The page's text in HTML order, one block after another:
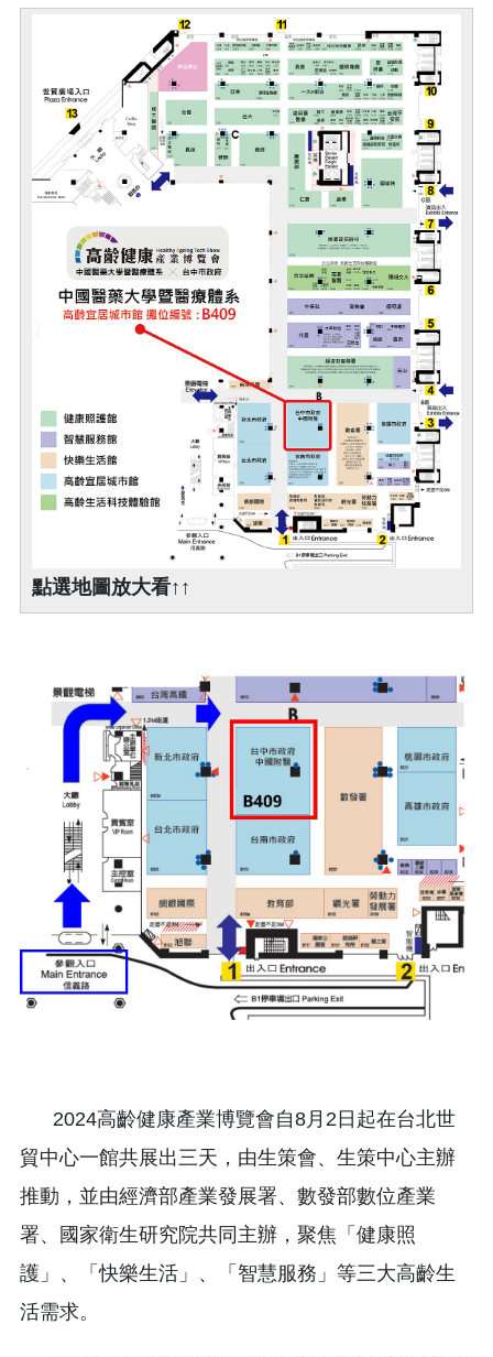
點選地圖放大看↑↑
2024高齡健康產業博覽會自8月2日起在台北世
貿中心一館共展出三天，由生策會、生策中心主辦
推動，並由經濟部產業發展署、數發部數位產業
署、國家衛生研究院共同主辦，聚焦「健康照
護」、「快樂生活」、「智慧服務」等三大高齡生
活需求。